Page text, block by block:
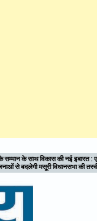
: एमडीडीए
तस्वीर